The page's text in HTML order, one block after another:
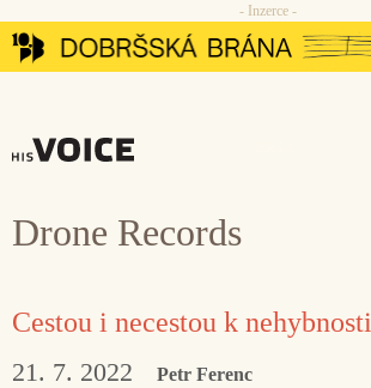
Přeskočit
na
- Inzerce -
Drone Records
Cestou i necestou k nehybnosti
21. 7. 2022 Petr Ferenc